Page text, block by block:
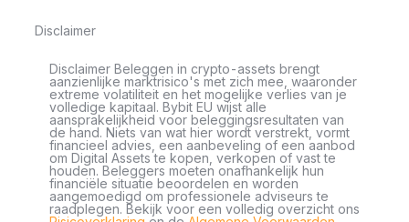
Disclaimer
Disclaimer Beleggen in crypto-assets brengt
aanzienlijke marktrisico's met zich mee, waaronder
extreme volatiliteit en het mogelijke verlies van je
volledige kapitaal. Bybit EU wijst alle
aansprakelijkheid voor beleggingsresultaten van
de hand. Niets van wat hier wordt verstrekt, vormt
financieel advies, een aanbeveling of een aanbod
om Digital Assets te kopen, verkopen of vast te
houden. Beleggers moeten onafhankelijk hun
financiële situatie beoordelen en worden
aangemoedigd om professionele adviseurs te
raadplegen. Bekijk voor een volledig overzicht ons